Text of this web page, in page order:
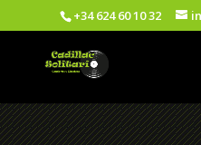
+34 624 60 10 32